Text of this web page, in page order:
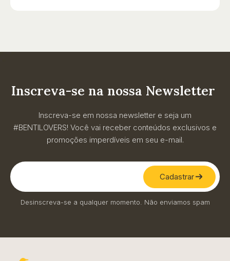
Inscreva-se na nossa Newsletter
Inscreva-se em nossa newsletter e seja um
#BENTILOVERS! Você vai receber conteúdos exclusivos e
promoções imperdíveis em seu e-mail.
Cadastrar
Desinscreva-se a qualquer momento. Não enviamos spam